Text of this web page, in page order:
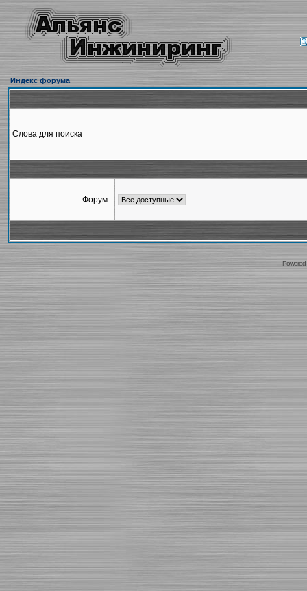
Индекс форума
Слова для поиска
Форум: